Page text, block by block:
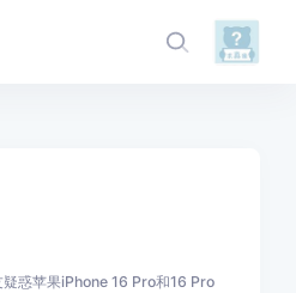
疑惑苹果iPhone 16 Pro和16 Pro